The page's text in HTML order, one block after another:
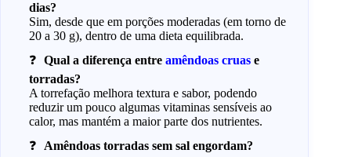
dias?
Sim, desde que em porções moderadas (em torno de
20 a 30 g), dentro de uma dieta equilibrada.
Qual a diferença entreamêndoas cruas e
torradas?
A torrefação melhora textura e sabor, podendo
reduzir um pouco algumas vitaminas sensíveis ao
calor, mas mantém a maior parte dos nutrientes.
Amêndoas torradas sem sal engordam?